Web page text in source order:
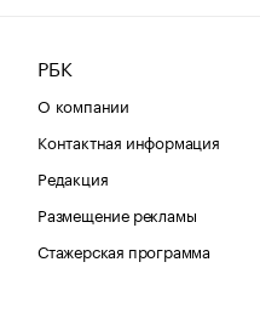
РБК
О компании
Контактная информация
Редакция
Размещение рекламы
Стажерская программа